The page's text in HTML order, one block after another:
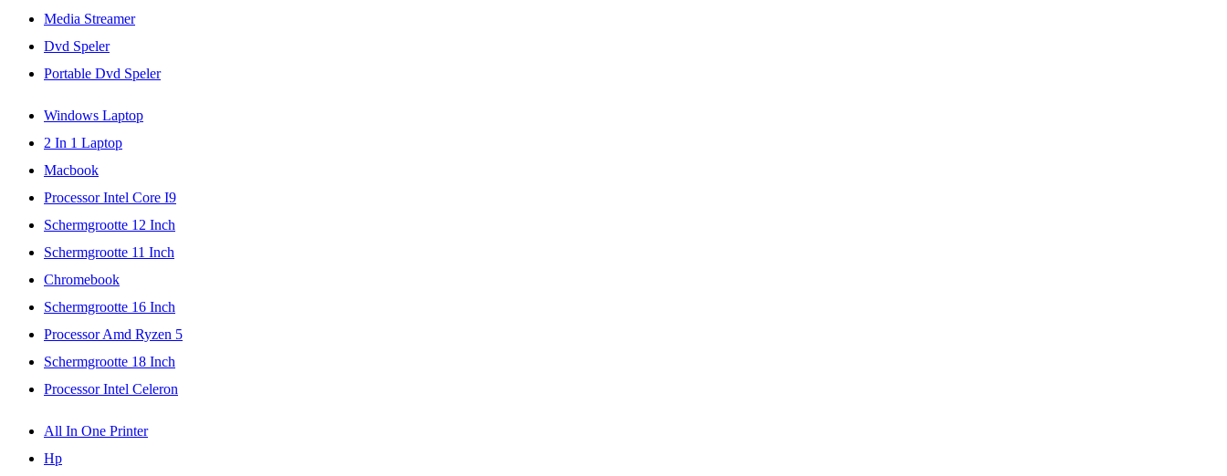
Media Streamer
Dvd Speler
Portable Dvd Speler
Windows Laptop
2 In 1 Laptop
Macbook
Processor Intel Core I9
Schermgrootte 12 Inch
Schermgrootte 11 Inch
Chromebook
Schermgrootte 16 Inch
Processor Amd Ryzen 5
Schermgrootte 18 Inch
Processor Intel Celeron
All In One Printer
Hp